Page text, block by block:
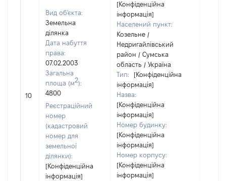
10
Вид об'єкта:
Земельна
ділянка
Дата набуття
права:
07.02.2003
Загальна
площа (м2):
4800
Реєстраційний
номер
(кадастровий
номер для
земельної
ділянки):
[Конфіденційна
інформація]
[Конфіденційна
інформація]
Населений пункт:
Козельне /
Недригайлівський
район / Сумська
область / Україна
Тип:
[Конфіденційна
інформація]
Назва:
[Конфіденційна
інформація]
Номер будинку:
[Конфіденційна
інформація]
Номер корпусу:
[Конфіденційна
інформація]